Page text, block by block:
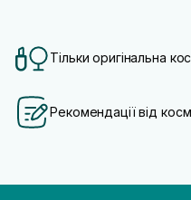
Тільки оригінальна
Рекомендації від